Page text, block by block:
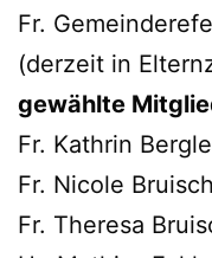
Fr.
(derzeit in
gewählte
Fr. Kathrin
Fr. Nicole
Fr. Theresa